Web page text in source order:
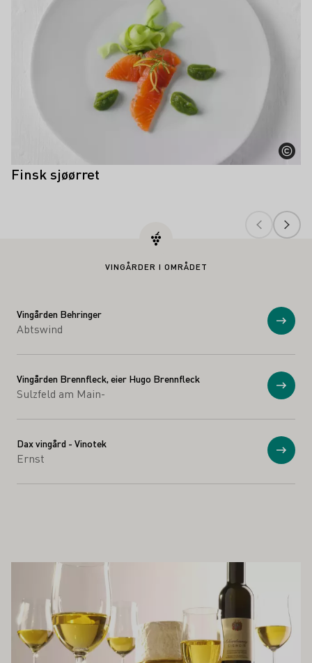
Finsk sjøørret
VINGÅRDER I OMRÅDET
Vingården Behringer
Abtswind Vis
Vingården Brennfleck, eier Hugo Brennfleck
Sulzfeld am Main- Vis
Dax vingård - Vinotek
Ernst Vis
INTERESSERE DEG
Lær mer om dette